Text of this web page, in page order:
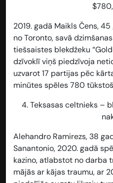
2019. gadā Maikls Čens,
no Toronto, savā
tiešsaistes blekdžeku
dzīvoklī viņš piedzīvoja
uzvarot 17 partijas pēc
minūtes spēles 780
4.Teksasas celtnieks –
Alehandro Ramirezs, 38
Sanantonio, 2020. gadā
kazino, atlabstot no darba
mājās ar kājas traumu, ar